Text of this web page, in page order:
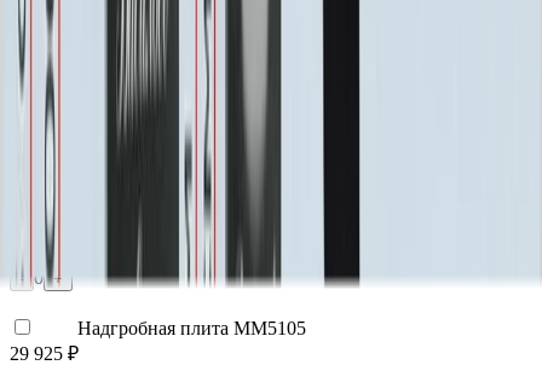
Цветник ММ5150
24 250 ₽
- +
Цоколь ММ5395
Цоколь ММ5396
25 200 ₽
- 0 +
Надгробная плита ММ5105
29 925 ₽